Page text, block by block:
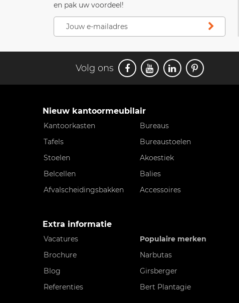
en pak uw voordeel!
Volg ons
Nieuw kantoormeubilair
Kantoorkasten
Bureaus
Tafels
Bureaustoelen
Stoelen
Akoestiek
Belcellen
Balies
Afvalscheidingsbakken
Accessoires
Extra informatie
Vacatures
Populaire merken
Brochure
Narbutas
Blog
Girsberger
Referenties
Bert Plantagie